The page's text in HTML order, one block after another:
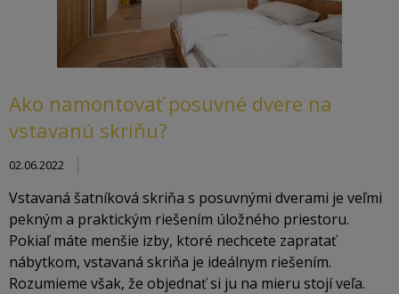
Ako namontovať posuvné dvere na
vstavanú skriňu?
02.06.2022
Vstavaná šatníková skriňa s posuvnými dverami je veľmi
pekným a praktickým riešením úložného priestoru.
Pokiaľ máte menšie izby, ktoré nechcete zapratať
nábytkom, vstavaná skriňa je ideálnym riešením.
Rozumieme však, že objednať si ju na mieru stojí veľa.